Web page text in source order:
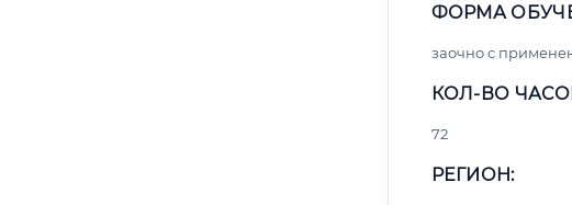
ФОРМА
заочно с
КОЛ-ВО
72
РЕГИОН: